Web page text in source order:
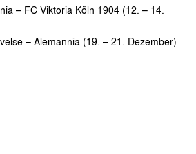
– FC Viktoria Köln 1904 (12. – 14.
– Alemannia (19. – 21. Dezember)